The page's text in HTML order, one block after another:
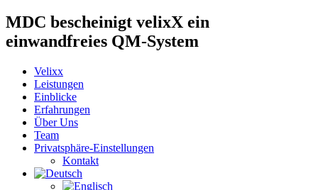
MDC bescheinigt velixX ein
einwandfreies QM-System
Velixx
Leistungen
Einblicke
Erfahrungen
Über Uns
Team
Privatsphäre-Einstellungen
Kontakt